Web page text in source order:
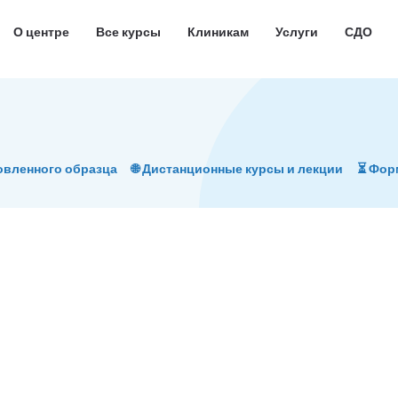
О центре Все курсы Клиникам Услуги СДО
образца 🌐 Дистанционные курсы и лекции ⏳